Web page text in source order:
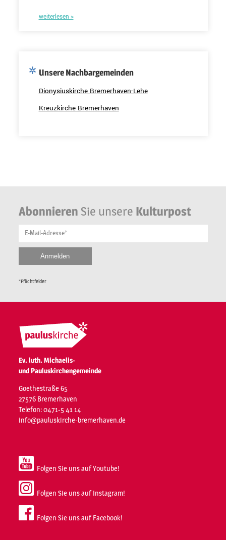
weiterlesen >
Unsere Nachbargemeinden
Dionysiuskirche Bremerhaven-Lehe
Kreuzkirche Bremerhaven
Abonnieren Sie unsere Kulturpost
E-Mail-Adresse*
*Pflichtfelder
Ev. luth. Michaelis-
und Pauluskirchengemeinde
Goethestraße 65
27576 Bremerhaven
Telefon: 0471-5 41 14
info@pauluskirche-bremerhaven.de
Folgen Sie uns auf Youtube!
Folgen Sie uns auf Instagram!
Folgen Sie uns auf Facebook!